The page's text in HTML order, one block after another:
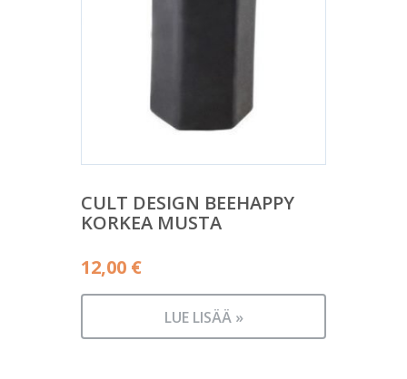
CULT DESIGN BEEHAPPY
KORKEA MUSTA
12,00 €
LUE LISÄÄ »